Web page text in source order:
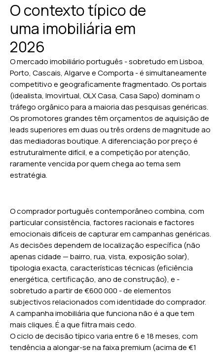
O contexto típico de
uma imobiliária em
2026
O mercado imobiliário português - sobretudo em Lisboa,
Porto, Cascais, Algarve e Comporta - é simultaneamente
competitivo e geograficamente fragmentado. Os portais
(idealista, Imovirtual, OLX Casa, Casa Sapo) dominam o
tráfego orgânico para a maioria das pesquisas genéricas.
Os promotores grandes têm orçamentos de aquisição de
leads superiores em duas ou três ordens de magnitude ao
das mediadoras boutique. A diferenciação por preço é
estruturalmente difícil, e a competição por atenção,
raramente vencida por quem chega ao tema sem
estratégia.
O comprador português contemporâneo combina, com
particular consistência, factores racionais e factores
emocionais difíceis de capturar em campanhas genéricas.
As decisões dependem de localização específica (não
apenas cidade — bairro, rua, vista, exposição solar),
tipologia exacta, características técnicas (eficiência
energética, certificação, ano de construção), e -
sobretudo a partir de €600 000 - de elementos
subjectivos relacionados com identidade do comprador.
A campanha imobiliária que funciona não é a que tem
mais cliques. É a que filtra mais cedo.
O ciclo de decisão típico varia entre 6 e 18 meses, com
tendência a alongar-se na faixa premium (acima de €1